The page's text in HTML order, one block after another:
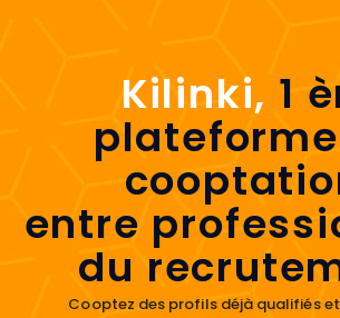
Kilinki, 1
entre
du
Cooptez des profils déjà qualifiés